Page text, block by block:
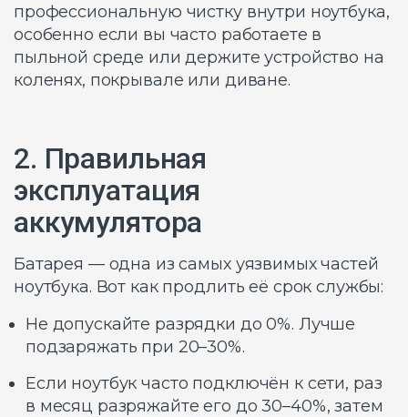
профессиональную чистку внутри ноутбука,
особенно если вы часто работаете в
пыльной среде или держите устройство на
коленях, покрывале или диване.
2. Правильная
эксплуатация
аккумулятора
Батарея — одна из самых уязвимых частей
ноутбука. Вот как продлить её срок службы:
Не допускайте разрядки до 0%. Лучше
подзаряжать при 20–30%.
Если ноутбук часто подключён к сети, раз
в месяц разряжайте его до 30–40%, затем